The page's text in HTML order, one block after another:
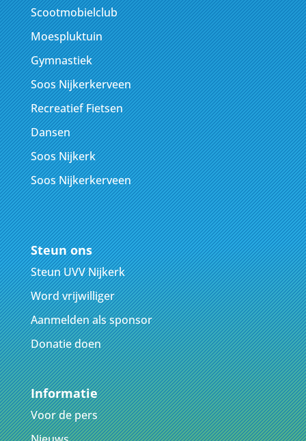
Scootmobielclub
Moespluktuin
Gymnastiek
Soos Nijkerkerveen
Recreatief Fietsen
Dansen
Soos Nijkerk
Soos Nijkerkerveen
Steun ons
Steun UVV Nijkerk
Word vrijwilliger
Aanmelden als sponsor
Donatie doen
Informatie
Voor de pers